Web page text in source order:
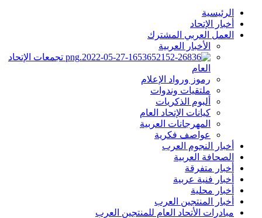
الرئيسية
أخبار الإتحاد
العمل العربي المشترك
الأخبار العربية
تجمعات الإتحاد
العام
رموز ورواد الإعلام
ملتقيات وندوات
ألبوم الذكريات
كيانات الإتحاد العام
المهرجانات العربية
عواصف فكرية
أخبار النجوم العرب
الصحافة العربية
أخبار متفرقة
أخبار فنية عربية
أخبار محلية
أخبار المنتجين العرب
مبادرات الأتحاد العام للمنتجين العرب